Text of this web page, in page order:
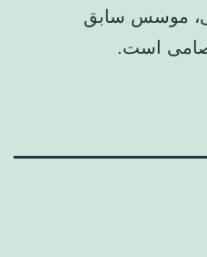
موسس سابق
است.